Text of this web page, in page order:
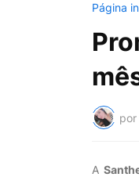
Página
por
A